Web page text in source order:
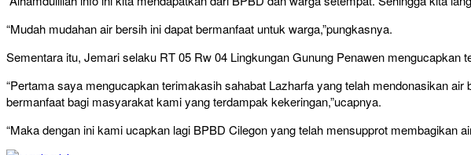
“Mudah mudahan air bersih ini dapat bermanfaat untuk warga,”pungkasnya.
Sementara itu, Jemari selaku RT 05 Rw 04 Lingkungan Gunung Penawen
“Pertama saya mengucapkan terimakasih sahabat Lazharfa yang telah mendonasikan
bermanfaat bagi masyarakat kami yang terdampak kekeringan,”ucapnya.
“Maka dengan ini kami ucapkan lagi BPBD Cilegon yang telah mensupprot membagikan